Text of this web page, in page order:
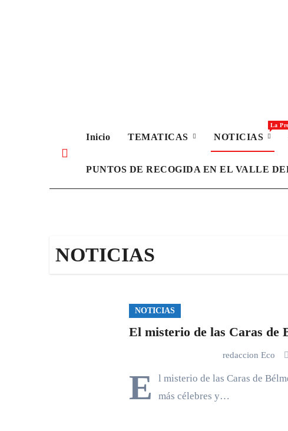
Inicio TEMATICAS NOTICIAS
La
PUNTOS DE RECOGIDA EN EL VALLE
NOTICIAS
NOTICIAS
El misterio de las Caras de
redaccion Eco
E
l misterio de las Caras de
más célebres y…